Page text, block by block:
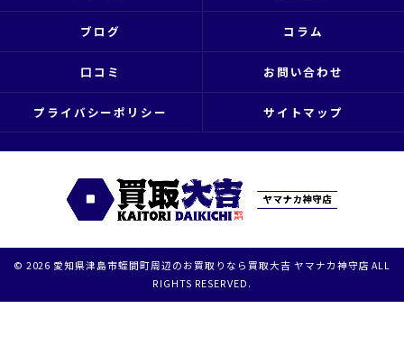
ブログ コラム
口コミ お問い合わせ
プライバシーポリシー サイトマップ
© 2026 愛知県津島市蛭間町周辺のお買取りなら買取大吉 ヤマナカ神守店 ALL
RIGHTS RESERVED.